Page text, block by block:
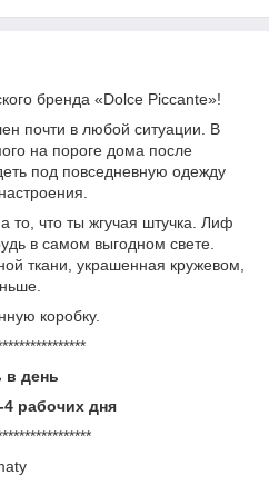
бренда «Dolce Piccante»!
почти в любой ситуации. В
на пороге дома после
под повседневную одежду
то, что ты жгучая штучка. Лиф
в самом выгодном свете.
ткани, украшенная кружевом,
коробку.
в день
4 рабочих дня